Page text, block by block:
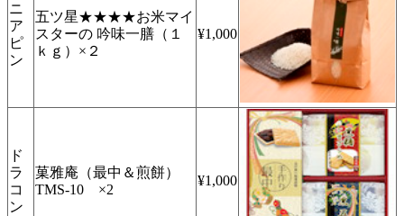
ニ
ア
ピ
ン
五ツ星★★★★お米マイ
スターの 吟味一膳（１
ｋｇ）×２
¥1,000
ド
ラ
コ
ン
菓雅庵（最中＆煎餅）
TMS-10 ×2
¥1,000